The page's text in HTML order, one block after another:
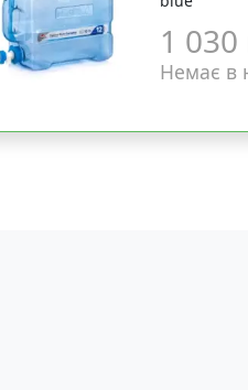
1 030
Немає в